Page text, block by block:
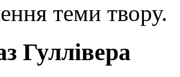
теми твору.
Гуллівера